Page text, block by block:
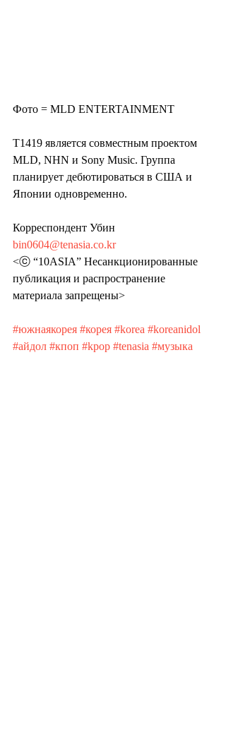
Фото = MLD ENTERTAINMENT
T1419 является совместным проектом
MLD, NHN и Sony Music. Группа
планирует дебютироваться в США и
Японии одновременно.
Корреспондент Убин
bin0604@tenasia.co.kr
<ⓒ “10ASIA” Несанкционированные
публикация и распространение
материала запрещены>
#южнаякорея #корея #korea #koreanidol
#айдол #кпоп #kpop #tenasia #музыка